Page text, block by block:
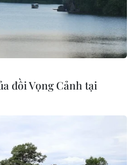
ghe gỗ phát
một
cướp
đồi Vọng Cảnh tại